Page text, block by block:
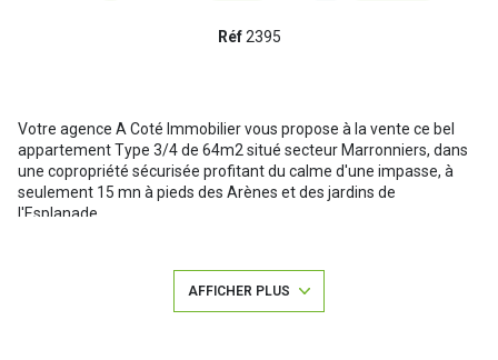
Réf2395
Votre agence A Coté Immobilier vous propose à la vente ce bel
appartement Type 3/4 de 64m2 situé secteur Marronniers, dans
une copropriété sécurisée profitant du calme d'une impasse, à
seulement 15 mn à pieds des Arènes et des jardins de
l'Esplanade.
très pratique, d'une salle à manger/Salon d'environ 24m2 ouverte
sur un grand balcon, 2 chambres, un WC indépendant et une salle
AFFICHER PLUS